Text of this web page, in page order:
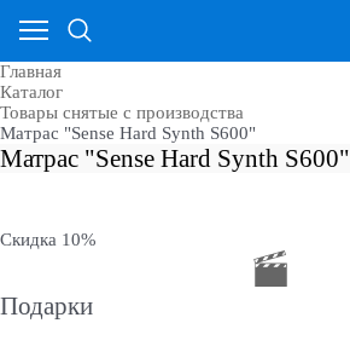
Главная
Каталог
Товары снятые с производства
Матрас "Sense Hard Synth S600"
Матрас "Sense Hard Synth S600"
Скидка 10%
Подарки